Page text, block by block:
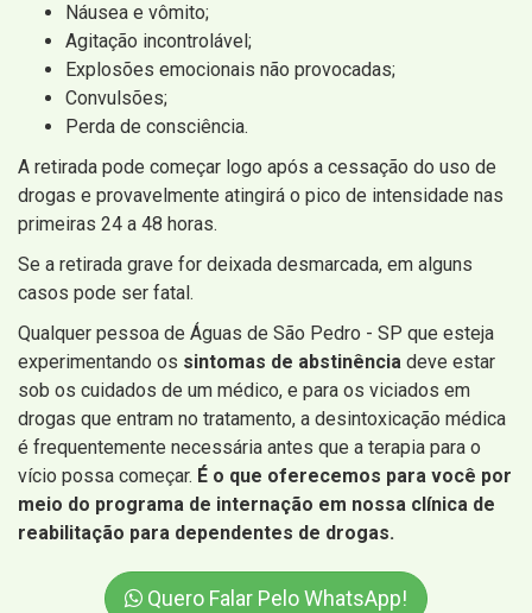
Náusea e vômito;
Agitação incontrolável;
Explosões emocionais não provocadas;
Convulsões;
Perda de consciência.
A retirada pode começar logo após a cessação do uso de
drogas e provavelmente atingirá o pico de intensidade nas
primeiras 24 a 48 horas.
Se a retirada grave for deixada desmarcada, em alguns
casos pode ser fatal.
Qualquer pessoa de Águas de São Pedro - SP que esteja
experimentando os sintomas de abstinência deve estar
sob os cuidados de um médico, e para os viciados em
drogas que entram no tratamento, a desintoxicação médica
é frequentemente necessária antes que a terapia para o
vício possa começar. É o que oferecemos para você por
meio do programa de internação em nossa clínica de
reabilitação para dependentes de drogas.
Quero Falar Pelo WhatsApp!